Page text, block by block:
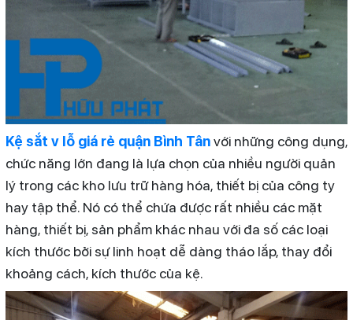
Kệ sắt v lỗ giá rẻ quận Bình Tânvới những công dụng,
chức năng lớn đang là lựa chọn của nhiều người quản
lý trong các kho lưu trữ hàng hóa, thiết bị của công ty
hay tập thể. Nó có thể chứa được rất nhiều các mặt
hàng, thiết bị, sản phẩm khác nhau với đa số các loại
kích thước bởi sự linh hoạt dễ dàng tháo lắp, thay đổi
khoảng cách, kích thước của kệ.